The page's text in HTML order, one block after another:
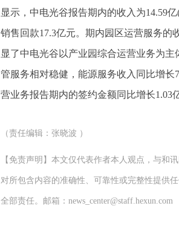
显示，中电光谷报告期内的收入为14.59
销售回款17.3亿元。期内园区运营服务的
显了中电光谷以产业园综合运营业务为
管服务相对稳健，能源服务收入同比增长
营业务报告期内的签约金额同比增长1.03
（责任编辑：张晓波 ）
【免责声明】本文仅代表作者本人观点，与和
对所包含内容的准确性、可靠性或完整性提供
全部责任。邮箱：news_center@staff.hexun.com